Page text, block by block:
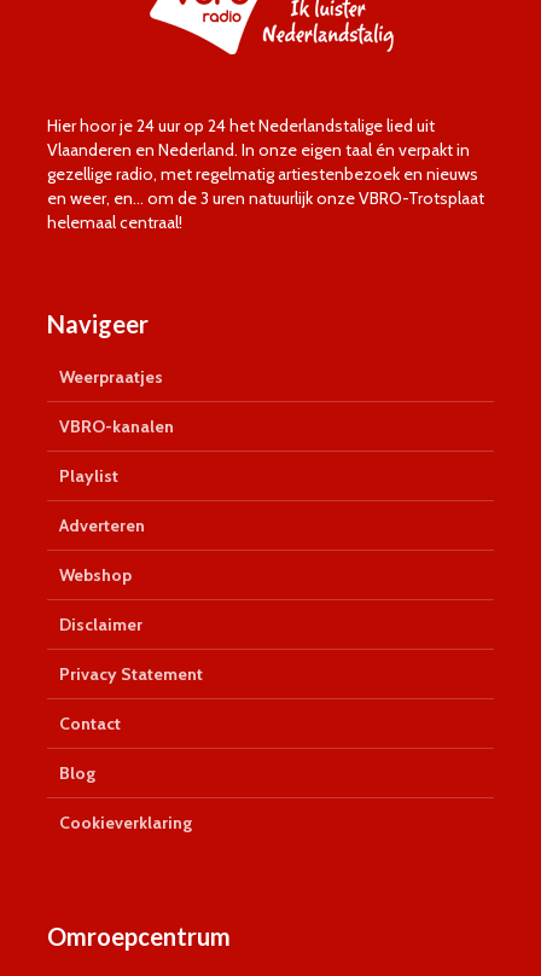
Hier hoor je 24 uur op 24 het Nederlandstalige lied uit
Vlaanderen en Nederland. In onze eigen taal én verpakt in
gezellige radio, met regelmatig artiestenbezoek en nieuws
en weer, en… om de 3 uren natuurlijk onze VBRO-Trotsplaat
helemaal centraal!
Navigeer
Weerpraatjes
VBRO-kanalen
Playlist
Adverteren
Webshop
Disclaimer
Privacy Statement
Contact
Blog
Cookieverklaring
Omroepcentrum